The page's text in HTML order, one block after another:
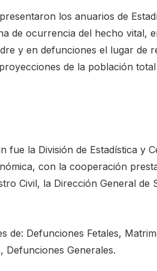
los anuarios de
de ocurrencia del hecho vital,
y en defunciones el lugar de
de la población
la División de Estadística y
con la cooperación
Civil, la Dirección General de
de: Defunciones Fetales,
Defunciones Generales.